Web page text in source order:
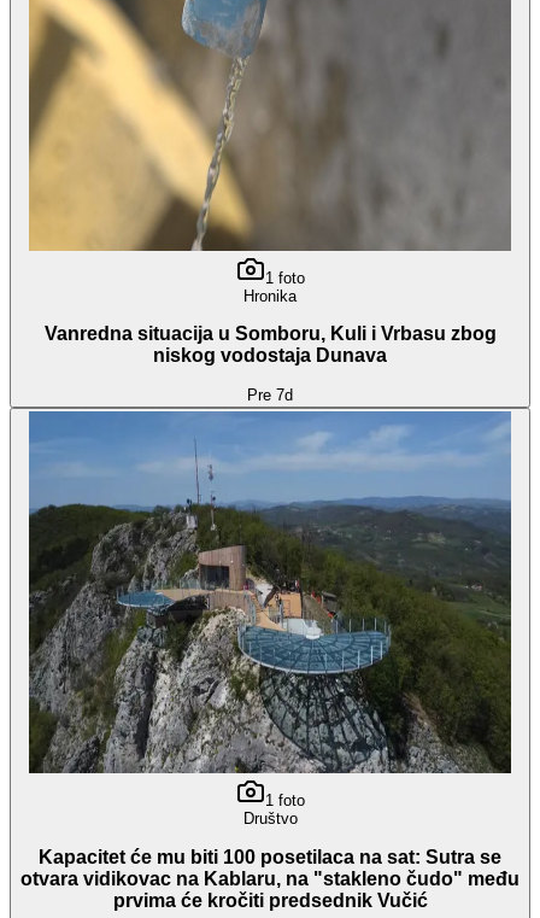
1 foto
Hronika
Vanredna situacija u Somboru, Kuli i Vrbasu zbog
niskog vodostaja Dunava
Pre 7d
1foto
Društvo
Kapacitet će mu biti 100 posetilaca na sat: Sutra se
otvara vidikovac na Kablaru, na "stakleno čudo" među
prvima će kročiti predsednik Vučić